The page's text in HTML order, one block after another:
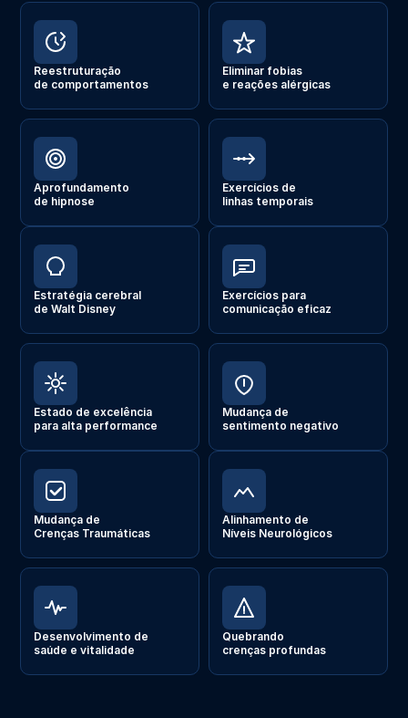
Reestruturação
de comportamentos
Eliminar fobias
e reações alérgicas
Aprofundamento
de hipnose
Exercícios de
linhas temporais
Estratégia cerebral
de Walt Disney
Exercícios para
comunicação eficaz
Estado de excelência
para alta performance
Mudança de
sentimento negativo
Mudança de
Crenças Traumáticas
Alinhamento de
Níveis Neurológicos
Desenvolvimento de
saúde e vitalidade
Quebrando
crenças profundas